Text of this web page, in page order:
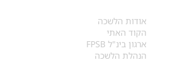
​אודות הלשכה
הקוד האתי
ארגון בינ"ל FPSB
הנהלת הלשכה